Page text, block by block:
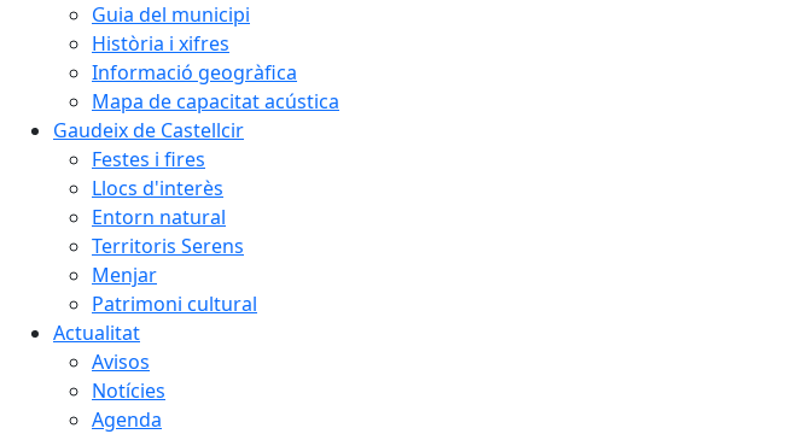
Guia del municipi
Història i xifres
Informació geogràfica
Mapa de capacitat acústica
Gaudeix de Castellcir
Festes i fires
Llocs d'interès
Entorn natural
Territoris Serens
Menjar
Patrimoni cultural
Actualitat
Avisos
Notícies
Agenda